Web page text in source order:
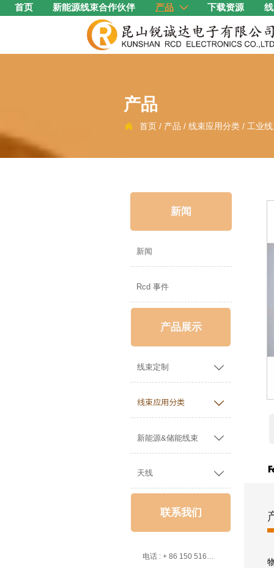
首页 新能源线束合作伙伴 产品  下载资源
产品
 首页 / 产品 /线束应用分类 / 工业
新闻
新闻
Rcd 事件
产品展示
线束定制 
线束应用分类 
新能源&储能线束 
天线 
联系我们
电话 : + 86 150 5162 5639